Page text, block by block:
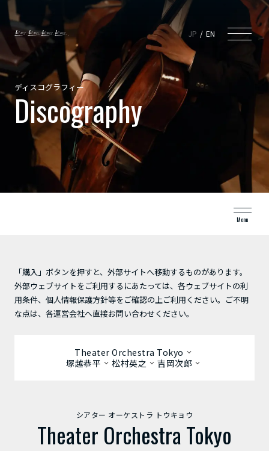
JP EN
ディスコグラフィー
Discography
Menu
「購入」ボタンを押すと、外部サイトへ移動するものがあります。
外部ウェブサイトをご利用するにあたっては、各ウェブサイトの利
用条件、個人情報保護方針等をご確認の上ご利用ください。ご不明
な点は、各運営会社へ直接お問い合わせください。
Theater Orchestra Tokyo
塚越恭平
松村英之 吉岡次郎
シアター オーケストラ トウキョウ
Theater Orchestra Tokyo